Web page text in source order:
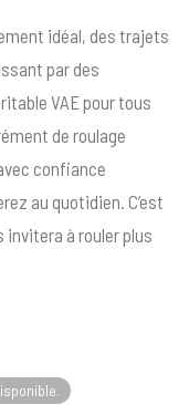
idéal, des trajets
par des
VAE pour tous
de roulage
confiance
au quotidien. C’est
invitera à rouler plus